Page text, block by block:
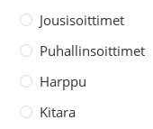
Jousisoittimet
Puhallinsoittimet
Harppu
Kitara